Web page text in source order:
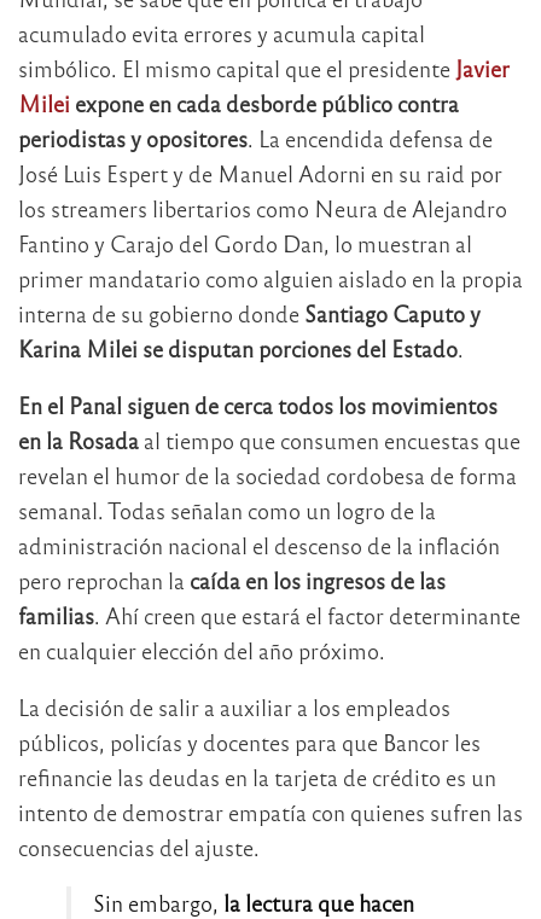
acumulado evita errores y acumula capital
simbólico. El mismo capital que el presidente Javier
Milei expone en cada desborde público contra
periodistas y opositores. La encendida defensa de
José Luis Espert y de Manuel Adorni en su raid por
los streamers libertarios como Neura de Alejandro
Fantino y Carajo del Gordo Dan, lo muestran al
primer mandatario como alguien aislado en la propia
interna de su gobierno donde Santiago Caputo y
Karina Milei se disputan porciones del Estado.
En el Panal siguen de cerca todos los movimientos
en la Rosada al tiempo que consumen encuestas que
revelan el humor de la sociedad cordobesa de forma
semanal. Todas señalan como un logro de la
administración nacional el descenso de la inflación
pero reprochan la caída en los ingresos de las
familias. Ahí creen que estará el factor determinante
en cualquier elección del año próximo.
La decisión de salir a auxiliar a los empleados
públicos, policías y docentes para que Bancor les
refinancie las deudas en la tarjeta de crédito es un
intento de demostrar empatía con quienes sufren las
consecuencias del ajuste.
Sin embargo, la lectura que hacen